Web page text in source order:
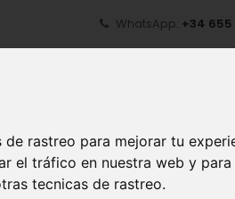
rastreo para mejorar tu
el tráfico en nuestra web y
tecnicas de rastreo.
WhatsApp: +34
INICIO ¿QUÉ ES